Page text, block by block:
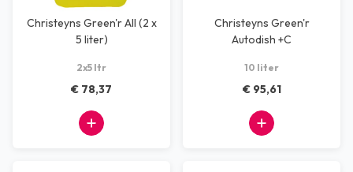
Christeyns Green'r All (2 x
5 liter)
2x5 ltr
€ 78,37
Christeyns Green'r
Autodish +C
10 liter
€ 95,61